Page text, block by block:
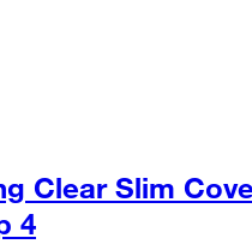
Clear Slim
4